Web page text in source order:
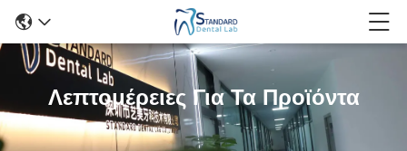
Λεπτομέρειες Για Τα Προϊόντα